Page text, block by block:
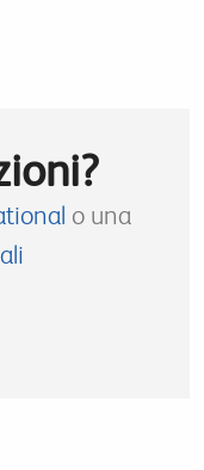
o una